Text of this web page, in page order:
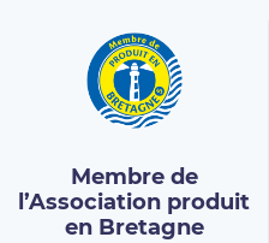
Membre de
l’Association produit
en Bretagne